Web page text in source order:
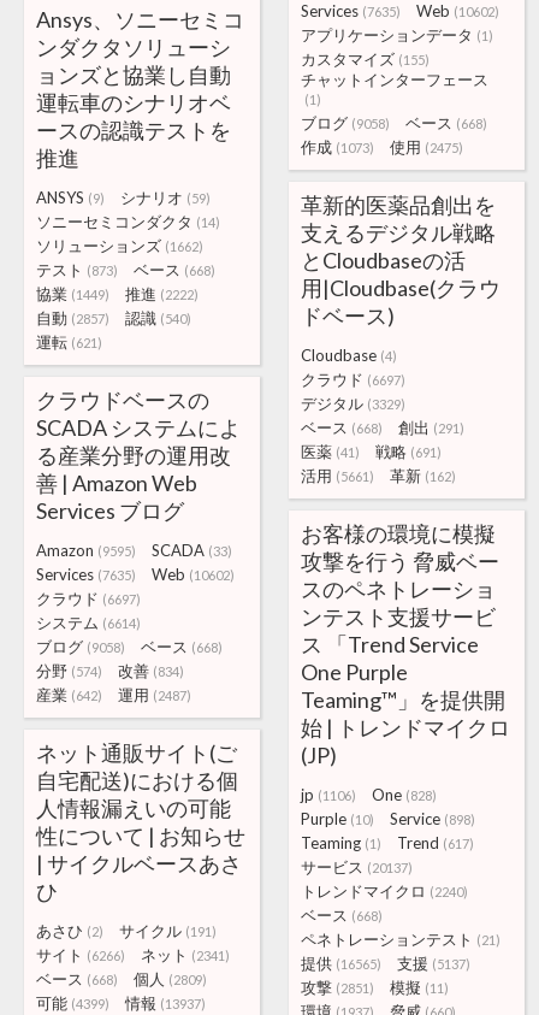
Services (7635) Web (10602)
アプリケーションデータ (1)
カスタマイズ (155)
チャットインターフェース
(1)
ブログ (9058) ベース (668)
作成 (1073) 使用 (2475)
Ansys、ソニーセミコ
ンダクタソリューシ
ョンズと協業し自動
運転車のシナリオベ
ースの認識テストを
推進
ANSYS (9) シナリオ (59)
ソニーセミコンダクタ (14)
ソリューションズ (1662)
テスト (873) ベース (668)
協業 (1449) 推進 (2222)
自動 (2857) 認識 (540)
運転 (621)
革新的医薬品創出を
支えるデジタル戦略
とCloudbaseの活
用|Cloudbase(クラウ
ドベース)
Cloudbase (4)
クラウド (6697)
デジタル (3329)
ベース (668) 創出 (291)
医薬 (41) 戦略 (691)
活用 (5661) 革新 (162)
クラウドベースの
SCADA システムによ
る産業分野の運用改
善 | Amazon Web
Services ブログ
Amazon (9595) SCADA (33)
Services (7635) Web (10602)
クラウド (6697)
システム (6614)
ブログ (9058) ベース (668)
分野 (574) 改善 (834)
産業 (642) 運用 (2487)
お客様の環境に模擬
攻撃を行う 脅威ベー
スのペネトレーショ
ンテスト支援サービ
ス 「Trend Service
One Purple
Teaming™︎」を提供開
始 | トレンドマイクロ
(JP)
jp (1106) One (828)
Purple (10) Service (898)
Teaming (1) Trend (617)
サービス (20137)
トレンドマイクロ (2240)
ベース (668)
ペネトレーションテスト (21)
提供 (16565) 支援 (5137)
攻撃 (2851) 模擬 (11)
ネット通販サイト(ご
自宅配送)における個
人情報漏えいの可能
性について | お知らせ
| サイクルベースあさ
ひ
あさひ (2) サイクル (191)
サイト (6266) ネット (2341)
ベース (668) 個人 (2809)
可能 (4399) 情報 (13937)